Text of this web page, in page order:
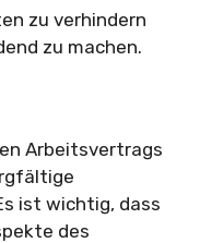
zu verhindern
zu machen.
Arbeitsvertrags
ist wichtig, dass
des